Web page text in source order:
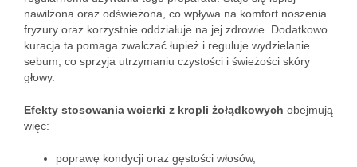
nawilżona oraz odświeżona, co wpływa na komfort noszenia
fryzury oraz korzystnie oddziałuje na jej zdrowie. Dodatkowo
kuracja ta pomaga zwalczać łupież i reguluje wydzielanie
sebum, co sprzyja utrzymaniu czystości i świeżości skóry
głowy.
Efekty stosowania wcierki z kropli żołądkowych obejmują
więc:
poprawę kondycji oraz gęstości włosów,